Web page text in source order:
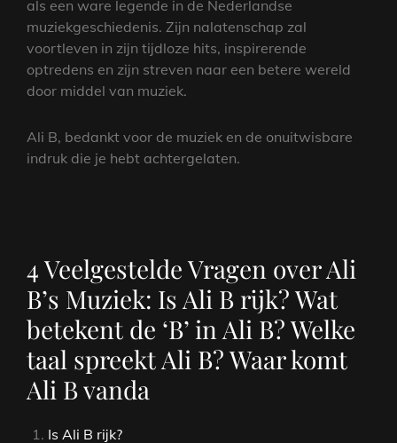
als een ware legende in de Nederlandse
muziekgeschiedenis. Zijn nalatenschap zal
voortleven in zijn tijdloze hits, inspirerende
optredens en zijn streven naar een betere wereld
door middel van muziek.
Ali B, bedankt voor de muziek en de onuitwisbare
indruk die je hebt achtergelaten.
4 Veelgestelde Vragen over Ali
B’s Muziek: Is Ali B rijk? Wat
betekent de ‘B’ in Ali B? Welke
taal spreekt Ali B? Waar komt
Ali B vanda
Is Ali B rijk?